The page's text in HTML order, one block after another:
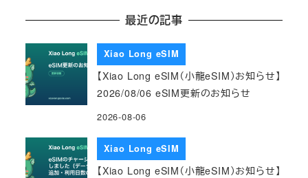
最近の記事
Xiao Long eSIM
【Xiao Long eSIM（小龍eSIM）お知らせ】
2026/08/06 eSIM更新のお知らせ
2026-08-06
Xiao Long eSIM
【Xiao Long eSIM（小龍eSIM）お知らせ】